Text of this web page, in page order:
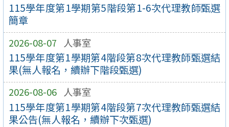
115學年度第1學期第5階段第1-6次代理教師甄選
簡章
2026-08-07 人事室
115學年度第1學期第4階段第8次代理教師甄選結
果(無人報名，續辦下階段甄選)
2026-08-06 人事室
115學年度第1學期第4階段第7次代理教師甄選結
果公告(無人報名，續辦下次甄選)